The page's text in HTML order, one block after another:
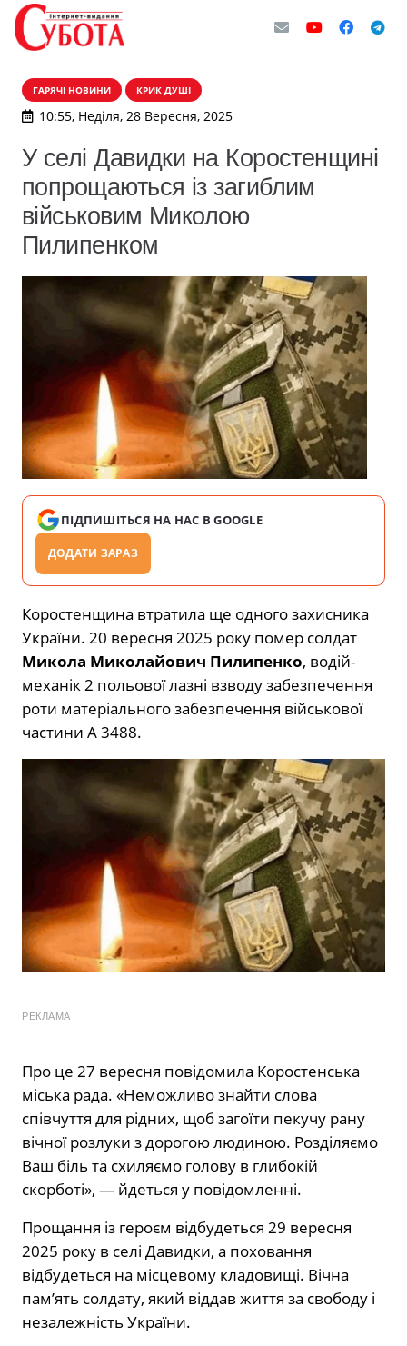
ГАРЯЧІ НОВИНИ КРИК ДУШІ
10:55, Неділя, 28 Вересня, 2025
У селі Давидки на Коростенщині
попрощаються із загиблим
військовим Миколою
Пилипенком
ПІДПИШІТЬСЯ НА НАС В GOOGLE
ДОДАТИ ЗАРАЗ
Коростенщина втратила ще одного захисника
України. 20 вересня 2025 року помер солдат
Микола Миколайович Пилипенко, водій-
механік 2 польової лазні взводу забезпечення
роти матеріального забезпечення військової
частини А 3488.
РЕКЛАМА
Про це 27 вересня повідомила Коростенська
міська рада. «Неможливо знайти слова
співчуття для рідних, щоб загоїти пекучу рану
вічної розлуки з дорогою людиною. Розділяємо
Ваш біль та схиляємо голову в глибокій
скорботі», — йдеться у повідомленні.
Прощання із героєм відбудеться 29 вересня
2025 року в селі Давидки, а поховання
відбудеться на місцевому кладовищі. Вічна
пам’ять солдату, який віддав життя за свободу і
незалежність України.